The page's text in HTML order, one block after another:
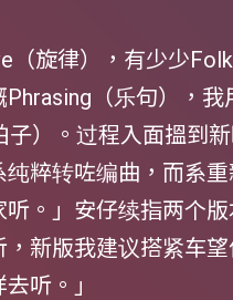
（旋律），有少少
（乐句），
子）。过程入面搵到
纯粹转咗编曲，而系
。」安仔续指两个
新版我建议搭紧车
听。」